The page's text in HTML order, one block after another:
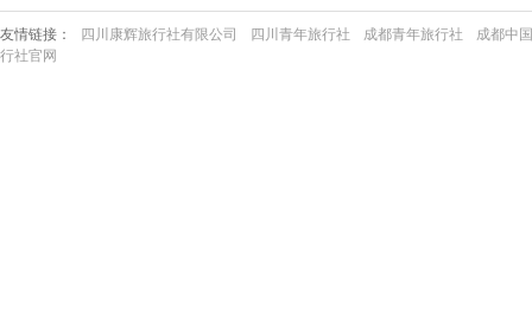
友情链接： 四川康辉旅行社有限公司 四川青年旅行社 成都青年旅行社
成都中
行社官网